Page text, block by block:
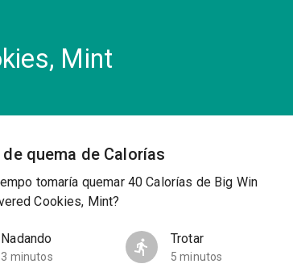
Mint
quema de Calorías
tomaría quemar 40 Calorías de Big Win
Cookies, Mint?
Nadando
3 minutos
Trotar
5 minutos